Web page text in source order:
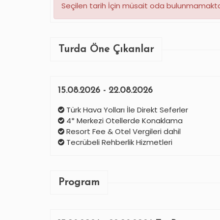
Seçilen tarih İçin müsait oda
Turda Öne Çıkanlar
15.08.2026 - 22.08.2026
Türk Hava Yolları İle Direkt Seferler
4* Merkezi Otellerde Konaklama
Resort Fee & Otel Vergileri dahil
Tecrübeli Rehberlik Hizmetleri
Program